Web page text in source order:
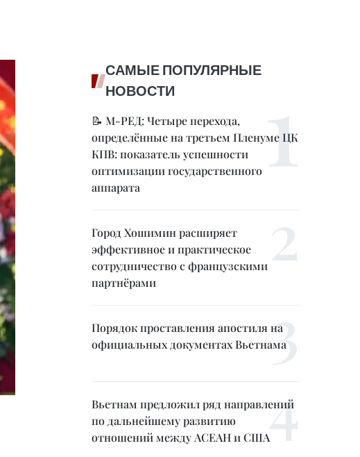
САМЫЕ ПОПУЛЯРНЫЕ
НОВОСТИ
📝 М-РЕД: Четыре перехода,
определённые на третьем Пленуме ЦК
КПВ: показатель успешности
оптимизации государственного
аппарата
Город Хошимин расширяет
эффективное и практическое
сотрудничество с французскими
партнёрами
Порядок проставления апостиля на
официальных документах Вьетнама
Вьетнам предложил ряд направлений
по дальнейшему развитию
отношений между АСЕАН и США